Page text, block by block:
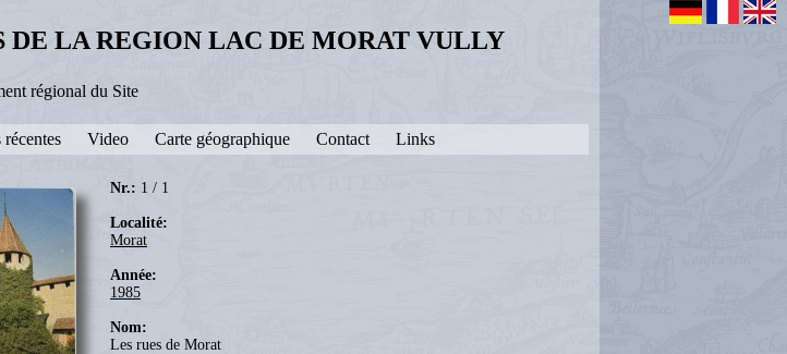
DE LA REGION LAC DE MORAT VULLY
régional du Site
récentes Video Carte géographique Contact Links
Nr.: 1 / 1
Localité:
Morat
Année:
1985
Nom:
Les rues de Morat